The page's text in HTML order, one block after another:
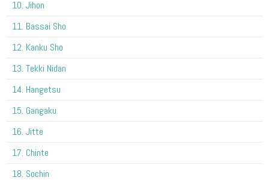
10. Jihon
11. Bassai Sho
12. Kanku Sho
13. Tekki Nidan
14. Hangetsu
15. Gangaku
16. Jitte
17. Chinte
18. Sochin